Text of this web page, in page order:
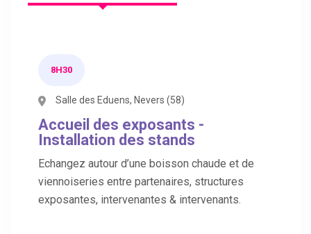
8H30
Salle des Eduens, Nevers (58)
Accueil des exposants -
Installation des stands
Echangez autour d’une boisson chaude et de
viennoiseries entre partenaires, structures
exposantes, intervenantes & intervenants.